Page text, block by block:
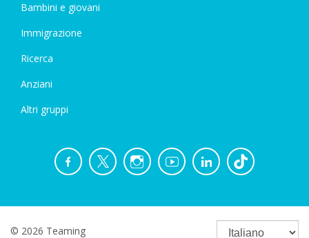
Bambini e giovani
Immigrazione
Ricerca
Anziani
Altri gruppi
© 2026 Teaming